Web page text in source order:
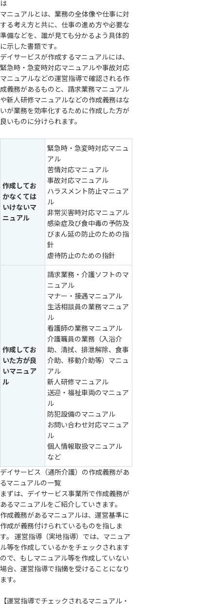
は
マニュアルとは、業務の全体像や仕事に対
する考え方と共に、仕事の進め方や必要な
準備などを、誰が見ても分かるよう具体的
に示した書類です。
デイサービスが作成するマニュアルには、
緊急時・急変時対応マニュアルや事故対応
マニュアルなどの運営指導で確認される作
成義務があるものと、請求業務マニュアル
や新人研修マニュアルなどの作成義務はな
いが業務を効率化するために作成した方が
良いものに分けられます。
作成してお
かなくては
いけないマ
ニュアル
緊急時・急変時対応マニュ
アル
苦情対応マニュアル
事故対応マニュアル
ハラスメント防止マニュア
ル
非常災害時対応マニュアル
感染症及び食中毒の予防及
びまん延の防止のための指
針
虐待防止のための指針
作成してお
いた方が良
いマニュア
ル
請求業務・介護ソフトのマ
ニュアル
マナー・接遇マニュアル
生活相談員の業務マニュア
ル
看護師の業務マニュアル
介護職員の業務（入浴介
助、清拭、排泄解除、食事
介助、移動介助等）マニュ
アル
新人研修マニュアル
送迎・福祉車両のマニュア
ル
防犯設備のマニュアル
お問い合わせ対応マニュア
ル
個人情報取扱マニュアル
など
デイサービス（通所介護）の作成義務があ
るマニュアルの一覧
まずは、デイサービス事業所で作成義務が
あるマニュアルをご紹介していきます。
作成義務があるマニュアルは、運営基準に
作成が義務付けられているものを指しま
す。 運営指導（実地指導）では、マニュア
ル等を作成しているかをチェックされます
ので、もしマニュアル等を作成していない
場合、運営指導で指摘を受けることになり
ます。
【運営指導でチェックされるマニュアル・